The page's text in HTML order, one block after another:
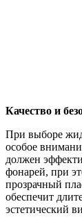
Качество и
При выборе
особое
должен
фонарей, при
прозрачный
обеспечит
эстетический